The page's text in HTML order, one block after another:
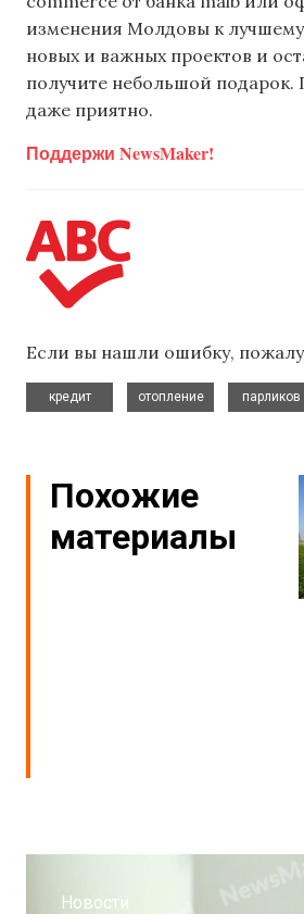
изменения Молдовы к
новых и важных проектов и
получите небольшой подарок.
даже приятно.
Поддержи NewsMaker!
Если вы нашли ошибку,
кредит
отопление
парликов
Похожие
материалы
Новости